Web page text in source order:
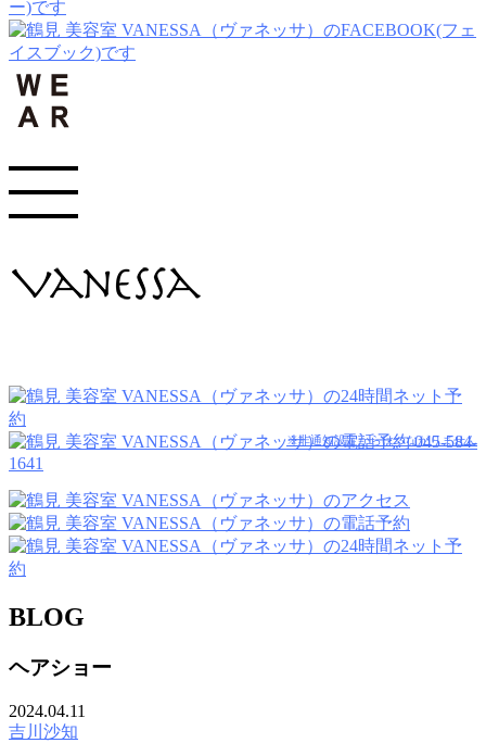
045-584-
1641
※非通知設定からはつながりません
BLOG
ヘアショー
2024.04.11
吉川沙知